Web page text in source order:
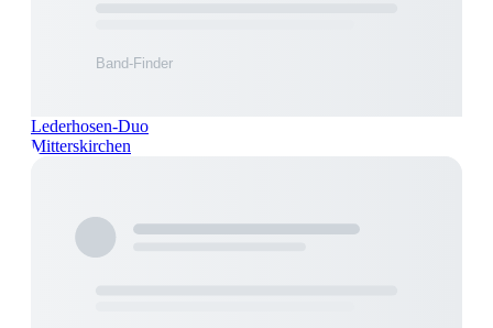
Lederhosen-Duo
Mitterskirchen